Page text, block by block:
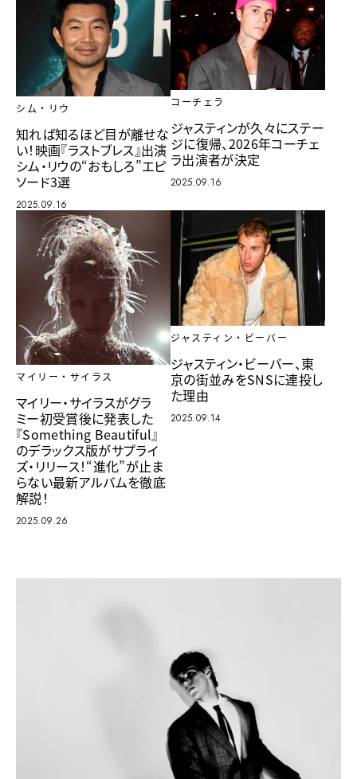
シム・リウ
知れば知るほど目が離せな
い！映画『ラストブレス』出演
シム・リウの“おもしろ”エピ
ソード3選
2025.09.16
コーチェラ
ジャスティンが久々にステー
ジに復帰、2026年コーチェ
ラ出演者が決定
2025.09.16
マイリー・サイラス
マイリー・サイラスがグラ
ミー初受賞後に発表した
『Something Beautiful』
のデラックス版がサプライ
ズ・リリース！“進化”が止ま
らない最新アルバムを徹底
解説！
2025.09.26
ジャスティン・ビーバー
ジャスティン・ビーバー、東
京の街並みをSNSに連投し
た理由
2025.09.14